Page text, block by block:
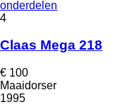
onderdelen
4
Claas Mega 218
€ 100
Maaidorser
1995